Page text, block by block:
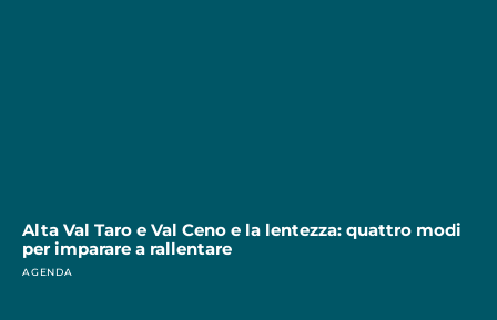
Alta Val Taro e Val Ceno e la lentezza: quattro modi
per imparare a rallentare
AGENDA